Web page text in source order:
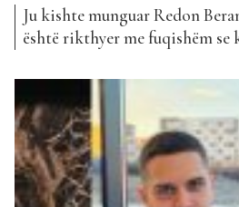
Ju kishte munguar Redon
është rikthyer me fuqishëm se
“Amsterdamn”. Kënga “Boll
është pritur shumë mirë nga
risjellë Redonin sërish në